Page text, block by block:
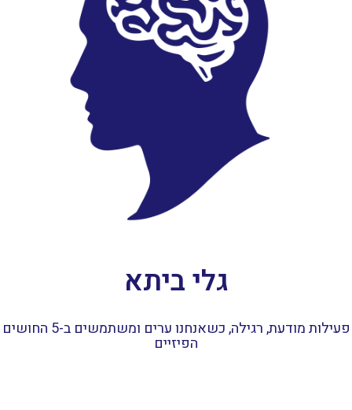
גלי ביתא
פעילות מודעת, רגילה, כשאנחנו ערים ומשתמשים ב-5 החושים
הפיזיים